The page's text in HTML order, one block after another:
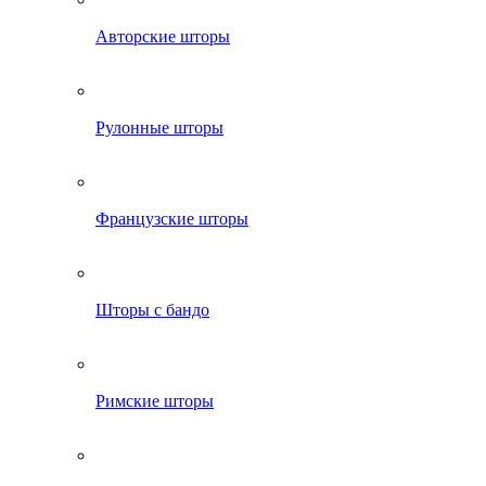
Авторские шторы
Рулонные шторы
Французские шторы
Шторы с бандо
Римские шторы